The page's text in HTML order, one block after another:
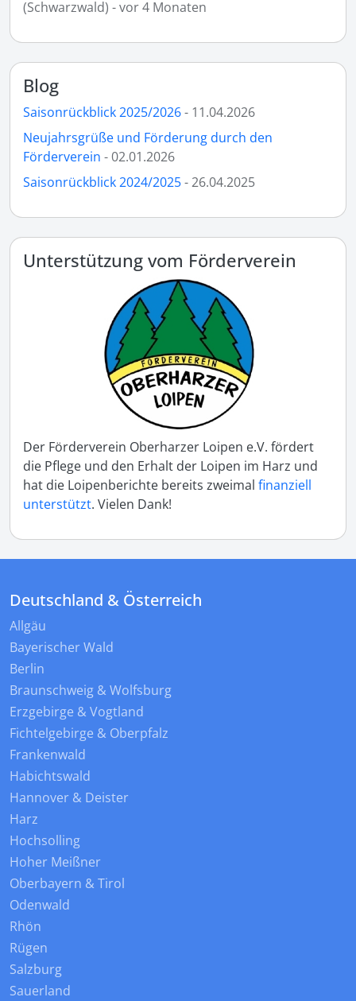
(Schwarzwald) - vor 4 Monaten
Blog
Saisonrückblick 2025/2026- 11.04.2026
Neujahrsgrüße und Förderung durch den
Förderverein - 02.01.2026
Saisonrückblick 2024/2025- 26.04.2025
Unterstützung vom Förderverein
Der Förderverein Oberharzer Loipen e.V. fördert
die Pflege und den Erhalt der Loipen im Harz und
hat die Loipenberichte bereits zweimal finanziell
unterstützt. Vielen Dank!
Deutschland & Österreich
Allgäu
Bayerischer Wald
Berlin
Braunschweig & Wolfsburg
Erzgebirge & Vogtland
Fichtelgebirge & Oberpfalz
Frankenwald
Habichtswald
Hannover & Deister
Harz
Hochsolling
Hoher Meißner
Oberbayern & Tirol
Odenwald
Rhön
Rügen
Salzburg
Sauerland